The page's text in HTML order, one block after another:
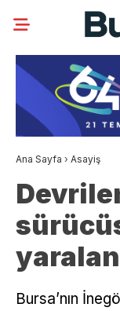
Ana Sayfa › Asayiş
Bursa’nın